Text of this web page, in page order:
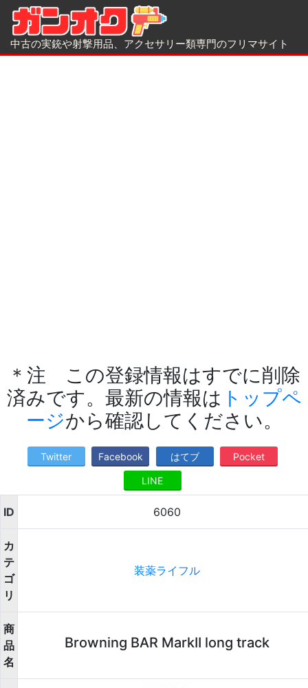
中古の実銃や射撃用品、アクセサリー類専門のフリマサイト
＊注 この登録情報はすでに削除
済みです。最新の情報は トップペ
ージから確認してください。
Twitter Facebook はてブ Pocket
LINE
ID 6060
カ
テ
ゴ
リ
装薬ライフル
商
品
名
Browning BAR MarkII long track